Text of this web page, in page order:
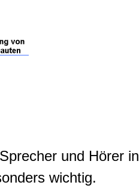
und Hörer in
wichtig.